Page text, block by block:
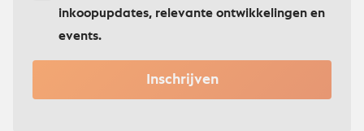
inkoopupdates, relevante ontwikkelingen en
events.
Inschrijven